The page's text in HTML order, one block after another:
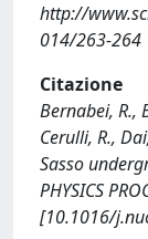
http://
014/263-264
Citazione
Bernabei, R.,
Cerulli, R.,
Sasso
PHYSICS
[10.1016/